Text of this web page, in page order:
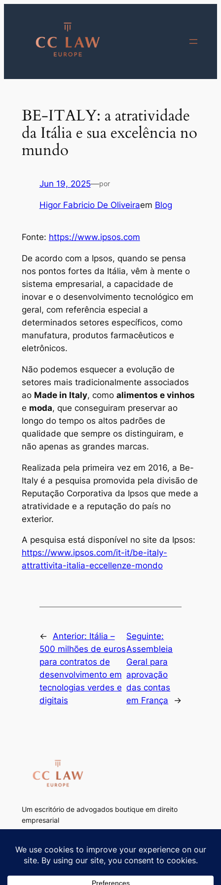
conteúdo
BE-ITALY: a atratividade
da Itália e sua excelência no
mundo
Jun 19, 2025—por
Higor Fabricio De Oliveiraem Blog
Fonte: https://www.ipsos.com
De acordo com a Ipsos, quando se pensa
nos pontos fortes da Itália, vêm à mente o
sistema empresarial, a capacidade de
inovar e o desenvolvimento tecnológico em
geral, com referência especial a
determinados setores específicos, como
manufatura, produtos farmacêuticos e
eletrônicos.
Não podemos esquecer a evolução de
setores mais tradicionalmente associados
ao Made in Italy, como alimentos e vinhos
e moda, que conseguiram preservar ao
longo do tempo os altos padrões de
qualidade que sempre os distinguiram, e
não apenas as grandes marcas.
Realizada pela primeira vez em 2016, a Be-
Italy é a pesquisa promovida pela divisão de
Reputação Corporativa da Ipsos que mede a
atratividade e a reputação do país no
exterior.
A pesquisa está disponível no site da Ipsos:
https://www.ipsos.com/it-it/be-italy-
attrattivita-italia-eccellenze-mondo
← Anterior: Itália –
500 milhões de euros
para contratos de
desenvolvimento em
tecnologias verdes e
digitais
Seguinte:
Assembleia
Geral para
aprovação
das contas
em França
→
Um escritório de advogados boutique em direito
empresarial
Français
Le cabinet
Italiano
Lo studio
Português
O escritório